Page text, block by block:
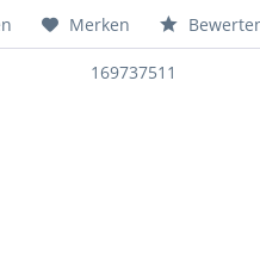
Merken
169737511